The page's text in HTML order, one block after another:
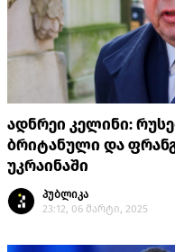
ადნრეი კელინი:
ბრიტანული და
უკრაინაში
პუბლიკა
23:12, 06 მარტი, 2025